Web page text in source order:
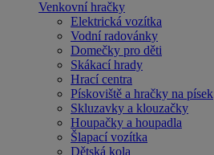
Venkovní hračky
Elektrická vozítka
Vodní radovánky
Domečky pro děti
Skákací hrady
Hrací centra
Pískoviště a hračky na písek
Skluzavky a klouzačky
Houpačky a houpadla
Šlapací vozítka
Dětská kola